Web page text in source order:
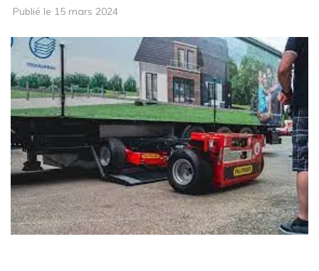
Publié le 15 mars 2024